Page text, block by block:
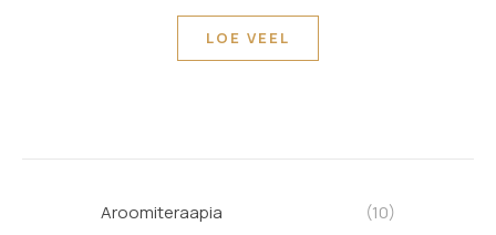
LOE VEEL
Aroomiteraapia (10)